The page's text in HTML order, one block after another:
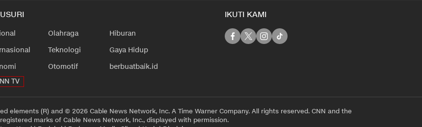
Olahraga
Teknologi
Otomotif
Hiburan
Gaya Hidup
berbuatbaik.id
TV
IKUTI KAMI
elements (R) and © 2026 Cable News Network, Inc. A Time Warner Company. All rights reserved. CNN and the
marks of Cable News Network, Inc., displayed with permission.